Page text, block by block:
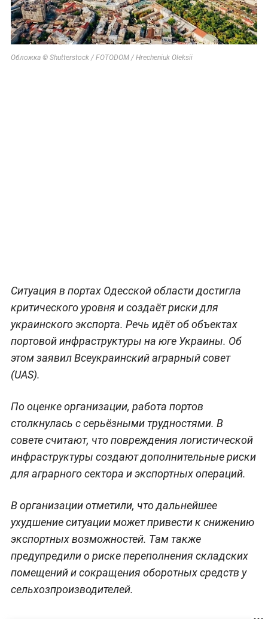
Обложка © Shutterstock / FOTODOM / Hrecheniuk Oleksii
Ситуация в портах Одесской области достигла
критического уровня и создаёт риски для
украинского экспорта. Речь идёт об объектах
портовой инфраструктуры на юге Украины. Об
этом заявил Всеукраинский аграрный совет
(UAS).
По оценке организации, работа портов
столкнулась с серьёзными трудностями. В
совете считают, что повреждения логистической
инфраструктуры создают дополнительные риски
для аграрного сектора и экспортных операций.
В организации отметили, что дальнейшее
ухудшение ситуации может привести к снижению
экспортных возможностей. Там также
предупредили о риске переполнения складских
помещений и сокращения оборотных средств у
сельхозпроизводителей.